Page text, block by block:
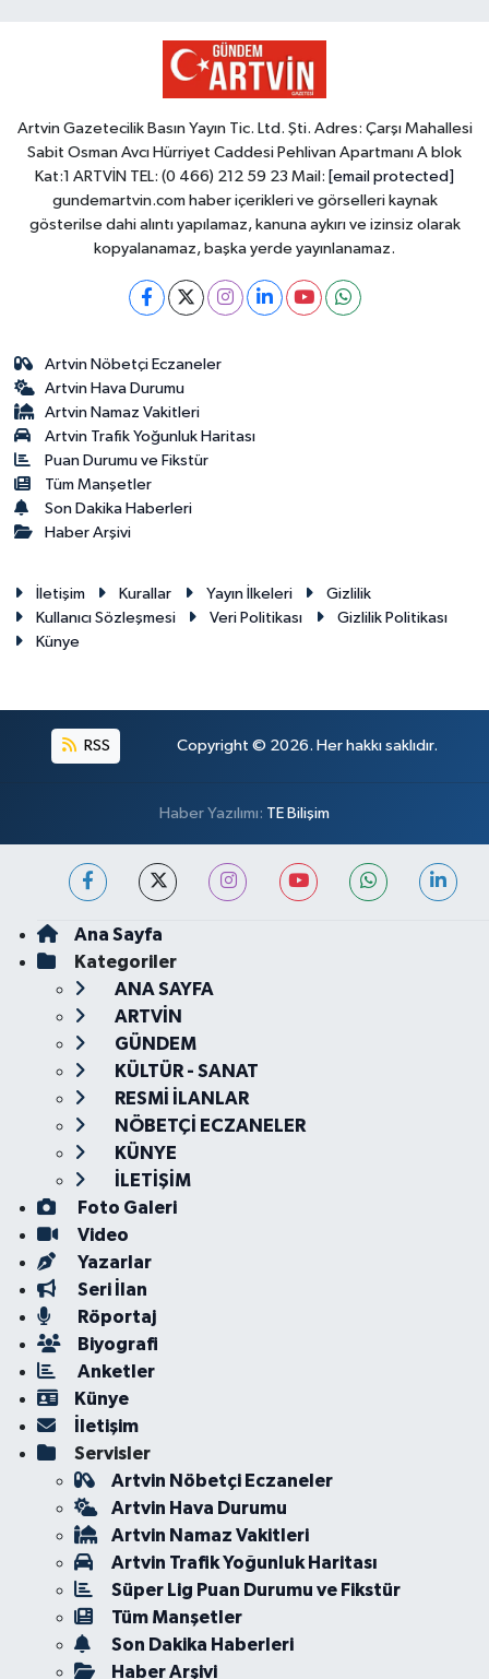
Artvin Gazetecilik Basın Yayın Tic. Ltd. Şti. Adres: Çarşı Mahallesi
Sabit Osman Avcı Hürriyet Caddesi Pehlivan Apartmanı A blok
Kat:1 ARTVİN TEL: (0 466) 212 59 23 Mail: [email protected]
gundemartvin.com haber içerikleri ve görselleri kaynak
gösterilse dahi alıntı yapılamaz, kanuna aykırı ve izinsiz olarak
kopyalanamaz, başka yerde yayınlanamaz.
Artvin Nöbetçi Eczaneler
Artvin Hava Durumu
Artvin Namaz Vakitleri
Artvin Trafik Yoğunluk Haritası
Puan Durumu ve Fikstür
Tüm Manşetler
Son Dakika Haberleri
Haber Arşivi
İletişim Kurallar Yayın İlkeleri
Gizlilik
Kullanıcı Sözleşmesi
Veri Politikası
Gizlilik Politikası
Künye
RSS Copyright © 2026. Her hakkı saklıdır.
Haber Yazılımı: TE Bilişim
Ana Sayfa
Kategoriler
ANA SAYFA
ARTVİN
GÜNDEM
KÜLTÜR - SANAT
RESMİ İLANLAR
NÖBETÇİ ECZANELER
KÜNYE
İLETİŞİM
Foto Galeri
Video
Yazarlar
Seri İlan
Röportaj
Biyografi
Anketler
Künye
İletişim
Servisler
Artvin Nöbetçi Eczaneler
Artvin Hava Durumu
Artvin Namaz Vakitleri
Artvin Trafik Yoğunluk Haritası
Süper Lig Puan Durumu ve Fikstür
Tüm Manşetler
Son Dakika Haberleri
Haber Arşivi